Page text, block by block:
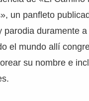
un panfleto
parodia duramente a
el mundo allí
su nombre e